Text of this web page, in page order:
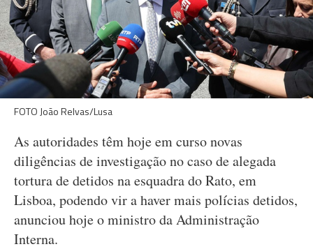
FOTO João Relvas/Lusa
As autoridades têm hoje em curso novas
diligências de investigação no caso de alegada
tortura de detidos na esquadra do Rato, em
Lisboa, podendo vir a haver mais polícias detidos,
anunciou hoje o ministro da Administração
Interna.